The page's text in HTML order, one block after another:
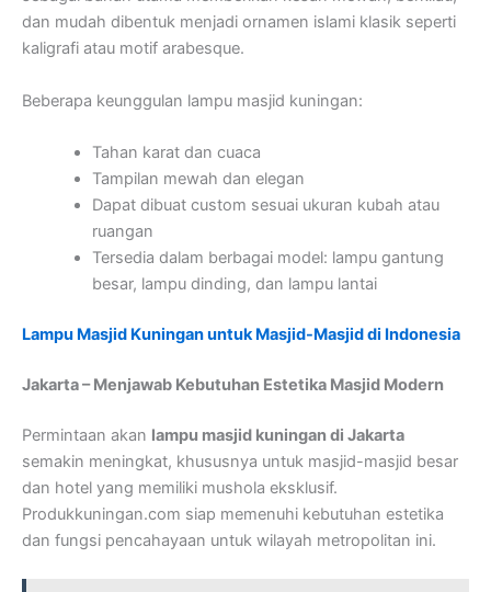
dan mudah dibentuk menjadi ornamen islami klasik seperti
kaligrafi atau motif arabesque.
Beberapa keunggulan lampu masjid kuningan:
Tahan karat dan cuaca
Tampilan mewah dan elegan
Dapat dibuat custom sesuai ukuran kubah atau
ruangan
Tersedia dalam berbagai model: lampu gantung
besar, lampu dinding, dan lampu lantai
Lampu Masjid Kuningan untuk Masjid-Masjid di Indonesia
Jakarta – Menjawab Kebutuhan Estetika Masjid Modern
Permintaan akan lampu masjid kuningan di Jakarta
semakin meningkat, khususnya untuk masjid-masjid besar
dan hotel yang memiliki mushola eksklusif.
Produkkuningan.com siap memenuhi kebutuhan estetika
dan fungsi pencahayaan untuk wilayah metropolitan ini.